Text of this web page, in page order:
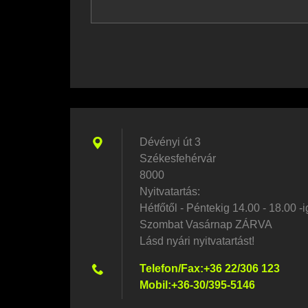
Dévényi út 3
Székesfehérvár
8000
Nyitvatartás:
Hétfőtől - Péntekig 14.00 - 18.00 -
Szombat Vasárnap ZÁRVA
Lásd nyári nyitvatartást!
Telefon/Fax:+36 22/306 123
Mobil:+36-30/395-5146